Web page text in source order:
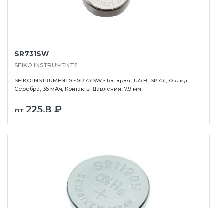
SR731SW
SEIKO INSTRUMENTS
SEIKO INSTRUMENTS - SR731SW - Батарея, 1.55 В, SR731, Оксид
Серебра, 36 мАч, Контакты Давления, 7.9 мм
от 225.8 ₽